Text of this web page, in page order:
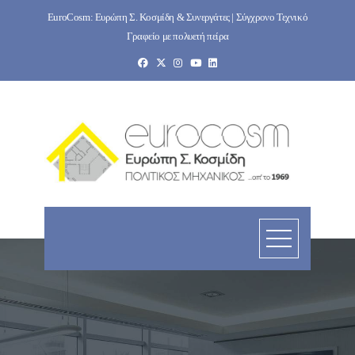
EuroCosm: Ευρώπη Σ. Κοσμίδη & Συνεργάτες | Σύγχρονο Τεχνικό
Γραφείο με πολυετή πείρα